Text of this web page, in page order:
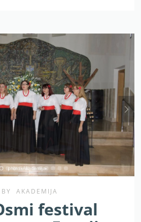
BY AKADEMIJA
festival